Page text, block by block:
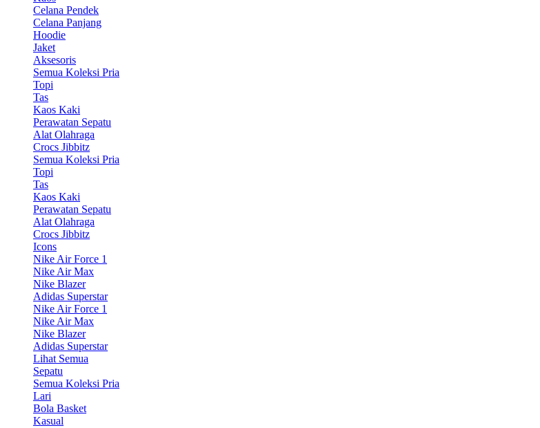
Celana Pendek
Celana Panjang
Hoodie
Jaket
Aksesoris
Semua Koleksi Pria
Topi
Tas
Kaos Kaki
Perawatan Sepatu
Alat Olahraga
Crocs Jibbitz
Semua Koleksi Pria
Topi
Tas
Kaos Kaki
Perawatan Sepatu
Alat Olahraga
Crocs Jibbitz
Icons
Nike Air Force 1
Nike Air Max
Nike Blazer
Adidas Superstar
Nike Air Force 1
Nike Air Max
Nike Blazer
Adidas Superstar
Lihat Semua
Sepatu
Semua Koleksi Pria
Lari
Bola Basket
Kasual